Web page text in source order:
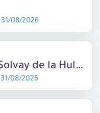
31/08/2026
Marie-Claude Solvay de la Hulpe
31/08/2026